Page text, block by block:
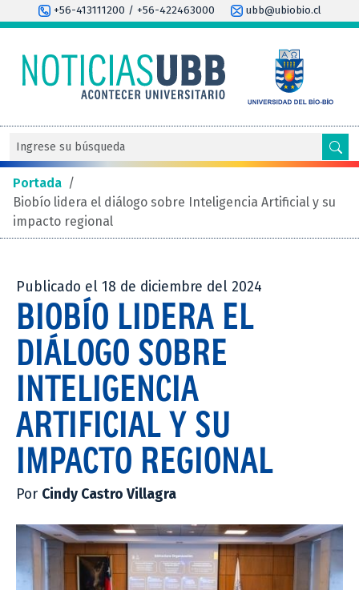
+56-413111200 / +56-422463000 ubb@ubiobio.cl
Portada /
Biobío lidera el diálogo sobre Inteligencia Artificial y su
impacto regional
Publicado el 18 de diciembre del 2024
BIOBÍO LIDERA EL
DIÁLOGO SOBRE
INTELIGENCIA
ARTIFICIAL Y SU
IMPACTO REGIONAL
Por Cindy Castro Villagra